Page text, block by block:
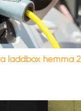
laddbox hemma